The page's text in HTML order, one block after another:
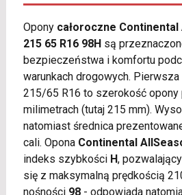
Opony całoroczne
215 65 R16 98Hsą
bezpieczeństwa i komfortu
warunkach drogowych.
215/65 R16 to szerokość opony
milimetrach (tutaj 215 mm).
natomiast średnica
cali. Opona Continental
indeks szybkości H,
się z maksymalną prędkością
nośności 98- odpowiada